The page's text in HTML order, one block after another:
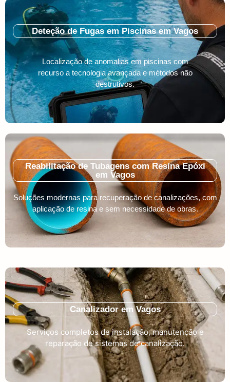
Deteção de Fugas em Piscinas em Vagos
Localização de anomalias em piscinas com
recurso a tecnologia avançada e métodos não
destrutivos.
Reabilitação de Tubagens com Resina Epóxi
em Vagos
Soluções modernas para recuperação de canalizações, com
aplicação de resina e sem necessidade de obras.
Canalizador em Vagos
Serviços completos de instalação, manutenção e
reparação de sistemas de canalização.